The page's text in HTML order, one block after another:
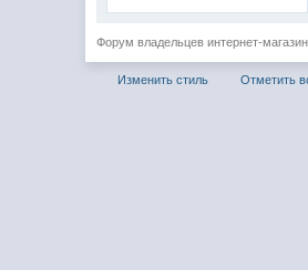
Форум владельцев интернет-
Изменить стиль Отметить